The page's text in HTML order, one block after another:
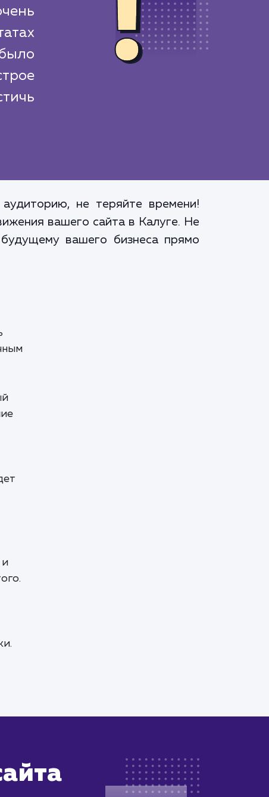
не теряйте времени!
вашего сайта в Калуге. Не
вашего бизнеса прямо
и